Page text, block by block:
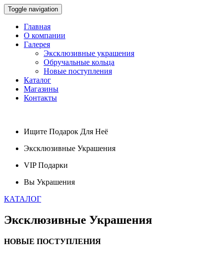
Toggle navigation
Главная
О компании
Галерея
Эксклюзивные украшения
Обручальные кольца
Новые поступления
Каталог
Магазины
Контакты
Ищите Подарок Для Неё
Эксклюзивные Украшения
VIPПодарки
Вы Украшения
КАТАЛОГ
Эксклюзивные Украшения
НОВЫЕ ПОСТУПЛЕНИЯ